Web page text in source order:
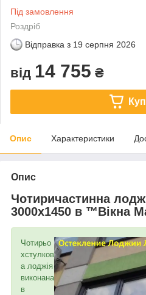
Під замовлення
Роздріб
Відправка з 19 серпня 2026
від 14 755 ₴
Опис Характеристики
Опис
Чотиричастинна
3000х1450 в ™Вікна
Чотирьо
хстулков
а лоджія
виконана
в